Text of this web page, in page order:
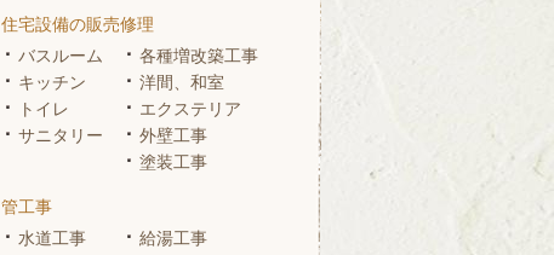
住宅設備の販売修理
バスルーム
キッチン
トイレ
サニタリー
各種増改築工事
洋間、和室
エクステリア
外壁工事
塗装工事
管工事
水道工事
給湯工事